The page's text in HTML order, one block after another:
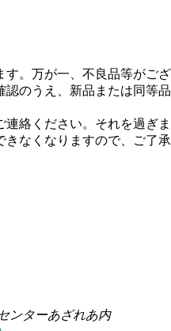
す。万が一、不良品等がござ
認のうえ、新品または同等品
絡ください。それを過ぎま
なくなりますので、ご了承
ンターあざれあ内